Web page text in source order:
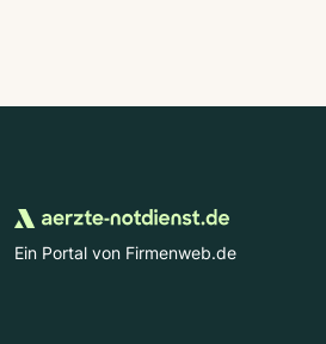
Ein Portal von Firmenweb.de